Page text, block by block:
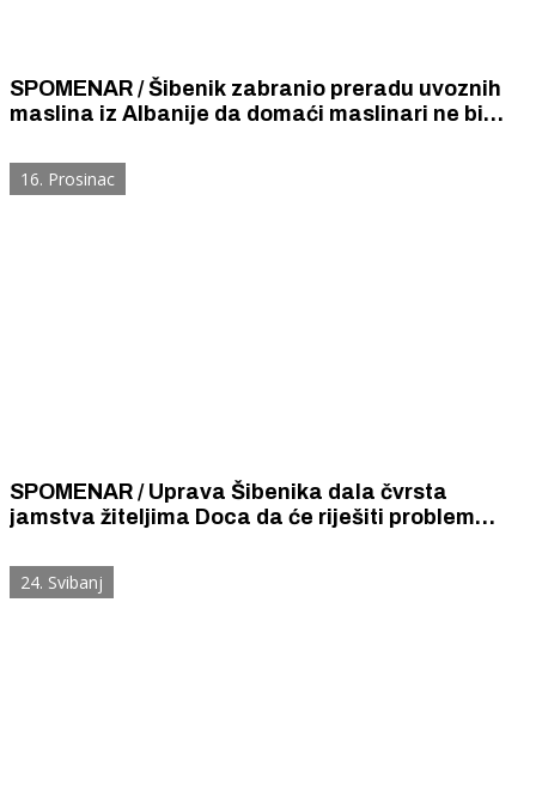
SPOMENAR / Šibenik zabranio preradu uvoznih
maslina iz Albanije da domaći maslinari ne bi
16. Prosinac
SPOMENAR / Uprava Šibenika dala čvrsta
jamstva žiteljima Doca da će riješiti problem
24. Svibanj